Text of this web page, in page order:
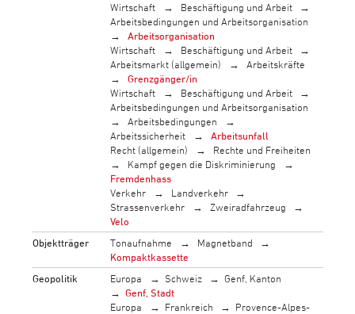
Wirtschaft
Beschäftigung und Arbeit
Arbeitsbedingungen und Arbeitsorganisation
Arbeitsorganisation
Wirtschaft
Beschäftigung und Arbeit
Arbeitsmarkt (allgemein)
Arbeitskräfte
Grenzgänger/in
Wirtschaft
Beschäftigung und Arbeit
Arbeitsbedingungen und Arbeitsorganisation
Arbeitsbedingungen
Arbeitssicherheit
Arbeitsunfall
Recht (allgemein)
Rechte und Freiheiten
Kampf gegen die Diskriminierung
Fremdenhass
Verkehr
Landverkehr
Strassenverkehr
Zweiradfahrzeug
Velo
Objektträger
Tonaufnahme
Magnetband
Kompaktkassette
Geopolitik
Europa Schweiz
Genf, Kanton
Genf, Stadt
Europa
Frankreich
Provence-Alpes-